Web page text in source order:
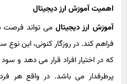
آموزش ارز دیجیتالمی تواند فرصت
فراهم کند. در روزگار کنونی، این نوع
که در اختیار افراد قرار می دهد و
پرطرفدار می باشد. در واقع هر
پذیرفته و بخش قابل توجهی از